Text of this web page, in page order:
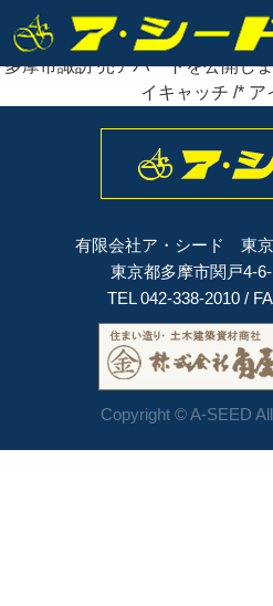
2026年01
多摩市諏訪 売アパート
多摩市諏訪 売アパートを公開し
イキャッチ /* ア
有限会社ア・シード 東
東京都多摩市関戸4-
TEL 042-338-2010 /
Copyright © A-SEED